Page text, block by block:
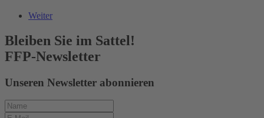
Weiter
Bleiben Sie im Sattel!
FFP-Newsletter
Unseren Newsletter abonnieren